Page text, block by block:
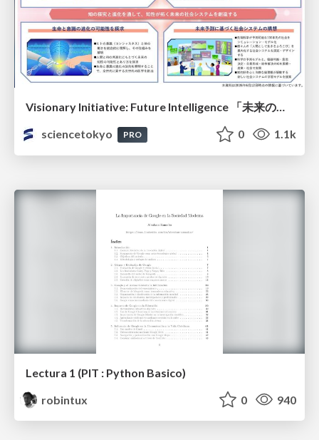
Visionary Initiative: Future Intelligence 「未来の知性と社会の礎を築く」｜Science Tokyo（東京科学大学）
sciencetokyo
PRO 0 1.1k
Lectura 1 (PIT : Python Basico)
robintux
0 940